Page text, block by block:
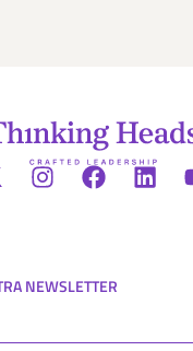
NEWSLETTER